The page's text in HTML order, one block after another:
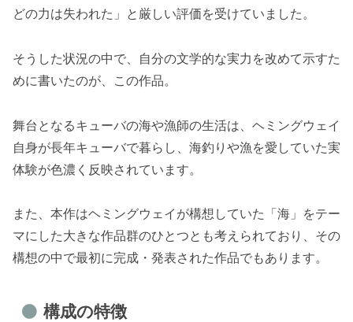
どの力は失われた」と厳しい評価を受けていました。
そうした状況の中で、自分の文学的な実力を改めて示すた
めに書いたのが、この作品。
舞台となるキューバの海や漁師の生活は、ヘミングウェイ
自身が長年キューバで暮らし、海釣りや漁を愛していた実
体験が色濃く反映されています。
また、本作はヘミングウェイが構想していた「海」をテー
マにした大きな作品群のひとつとも考えられており、その
構想の中で最初に完成・発表された作品でもあります。
構成の特徴